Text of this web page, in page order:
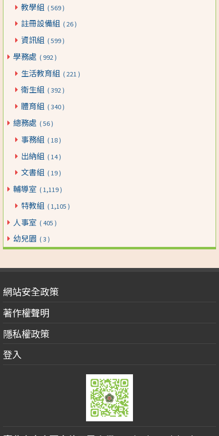
教學組 ( 569 )
註冊設備組 ( 26 )
資訊組 ( 599 )
學務處 ( 992 )
生活教育組 ( 221 )
衛生組 ( 392 )
體育組 ( 340 )
總務處 ( 56 )
事務組 ( 18 )
出納組 ( 14 )
文書組 ( 19 )
輔導室 ( 1,119 )
特教組 ( 1,105 )
人事室 ( 405 )
幼兒園 ( 3 )
網站安全政策
著作權聲明
隱私權政策
登入